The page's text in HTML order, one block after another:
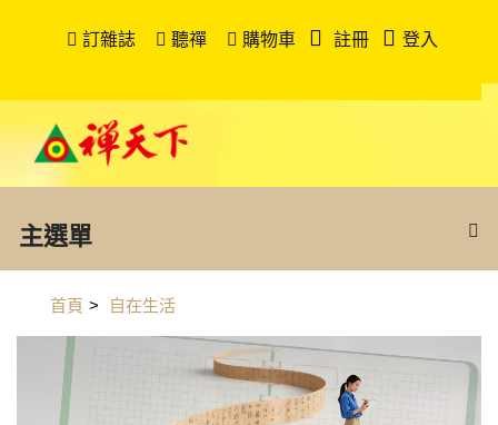
訂雜誌 聽禪 購物車 註冊 登入
主選單
首頁 > 自在生活